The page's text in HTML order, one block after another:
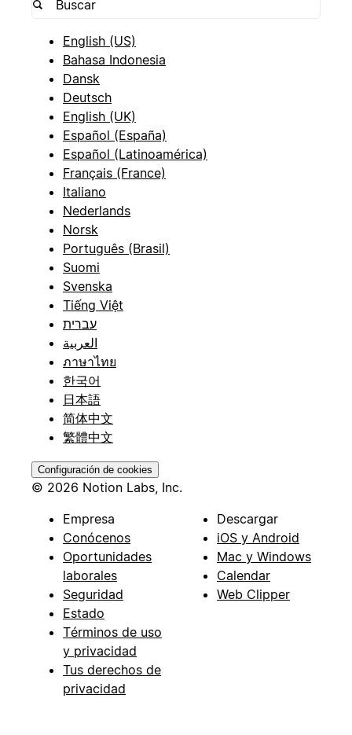
English (US)
Bahasa Indonesia
Dansk
Deutsch
English (UK)
Español (España)
Español (Latinoamérica)
Français (France)
Italiano
Nederlands
Norsk
Português (Brasil)
Suomi
Svenska
Tiếng Việt
עברית
العربية
ภาษาไทย
한국어
日本語
简体中文
繁體中文
Configuración de cookies
© 2026 Notion Labs, Inc.
Empresa
Conócenos
Oportunidades
laborales
Seguridad
Estado
Términos de uso
y privacidad
Tus derechos de
privacidad
Descargar
iOS y Android
Mac y Windows
Calendar
Web Clipper